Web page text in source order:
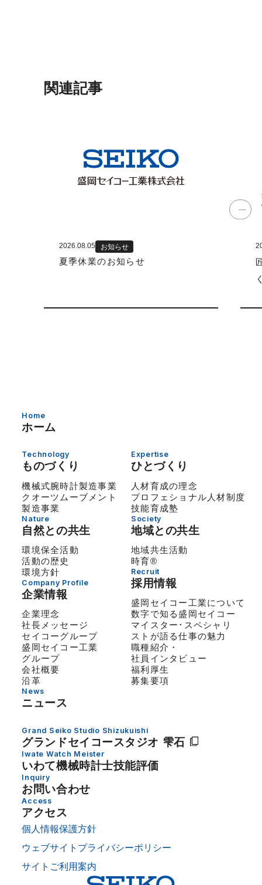
関連記事
2026.08.05 お知らせ
夏季休業のお知らせ
Home
ホーム
Technology
ものづくり
機械式腕時計製造事業
クオーツムーブメント
製造事業
Nature
自然との共生
環境保全活動
活動の歴史
環境方針
Company Profile
企業情報
企業理念
社長メッセージ
セイコーグループ
盛岡セイコー工業
グループ
会社概要
沿革
News
ニュース
Expertise
ひとづくり
人材育成の理念
プロフェショナル人材制度
技能育成塾
Society
地域との共生
地域共生活動
時育®
Recruit
採用情報
盛岡セイコー工業について
数字で知る盛岡セイコー
マイスター･スペシャリ
ストが語る仕事の魅力
職種紹介・
社員インタビュー
福利厚生
募集要項
Grand Seiko Studio Shizukuishi
グランドセイコースタジオ 雫石
Iwate Watch Meister
いわて機械時計士技能評価
Inquiry
お問い合わせ
Access
アクセス
個人情報保護方針
ウェブサイトプライバシーポリシー
サイトご利用案内